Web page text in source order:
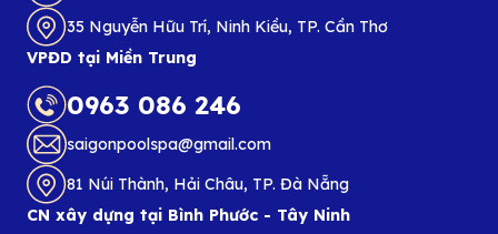
35 Nguyễn Hữu Trí, Ninh Kiều, TP. Cần Thơ
VPĐD tại Miền Trung
0963 086 246
saigonpoolspa@gmail.com
81 Núi Thành, Hải Châu, TP. Đà Nẵng
CN xây dựng tại Bình Phước - Tây Ninh